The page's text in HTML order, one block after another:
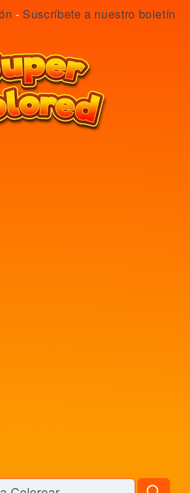
-Suscríbete a nuestro boletín